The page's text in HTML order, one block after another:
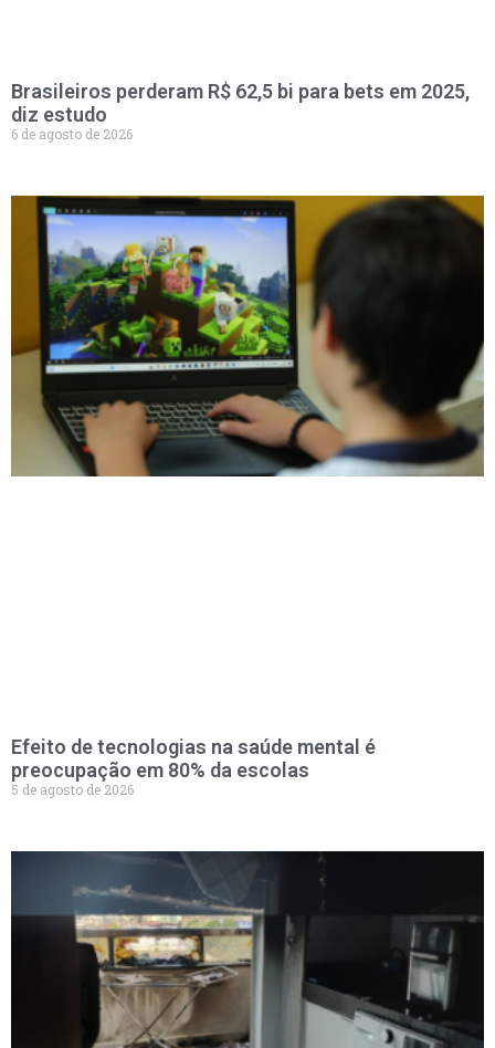
Brasileiros perderam R$ 62,5 bi para bets em 2025,
diz estudo
6 de agosto de 2026
Efeito de tecnologias na saúde mental é
preocupação em 80% da escolas
5 de agosto de 2026